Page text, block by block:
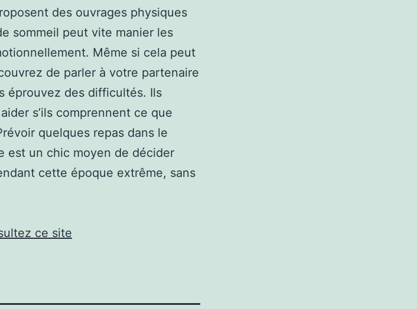
des ouvrages physiques
sommeil peut vite manier les
Même si cela peut
de parler à votre partenaire
éprouvez des difficultés. Ils
s’ils comprennent ce que
quelques repas dans le
est un chic moyen de décider
cette époque extrême, sans
ce site